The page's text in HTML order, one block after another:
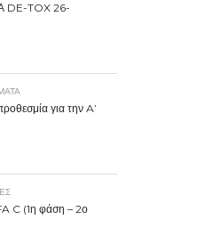
DE-TOX 26-
για την A’
C (1η φάση – 2ο